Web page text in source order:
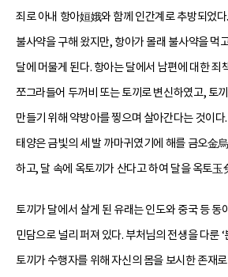
죄로 아내 항아姮娥와 함께 인간계로 추방되었
불사약을 구해 왔지만, 항아가 몰래 불사약을 먹
달에 머물게 된다. 항아는 달에서 남편에 대한 죄
쪼그라들어 두꺼비 또는 토끼로 변신하였고, 토
만들기 위해 약방아를 찧으며 살아간다는 것이
태양은 금빛의 세 발 까마귀였기에 해를 금오金
하고, 달 속에 옥토끼가 산다고 하여 달을 옥토玉
토끼가 달에서 살게 된 유래는 인도와 중국 등 동
민담으로 널리 퍼져 있다. 부처님의 전생을 다룬
토끼가 수행자를 위해 자신의 몸을 보시한 존재